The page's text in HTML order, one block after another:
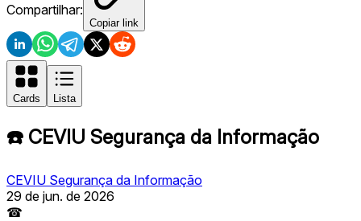
Compartilhar:
Copiar link
Cards Lista
☎️ CEVIU Segurança da Informação
CEVIU Segurança da Informação
29 de jun. de 2026
☎